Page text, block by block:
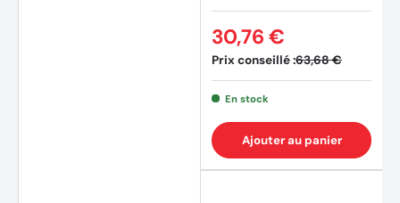
Prix conseillé :63,68 €
30,76 €
En stock
Ajouter au panier